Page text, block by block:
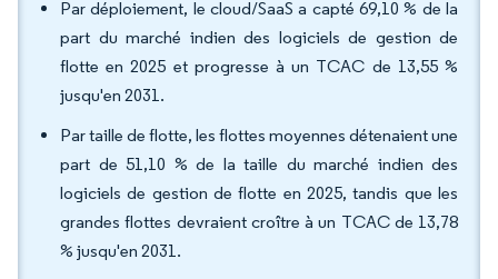
Par déploiement, le cloud/SaaS a capté 69,10 % de la
part du marché indien des logiciels de gestion de
flotte en 2025 et progresse à un TCAC de 13,55 %
jusqu'en 2031.
Par taille de flotte, les flottes moyennes détenaient une
part de 51,10 % de la taille du marché indien des
logiciels de gestion de flotte en 2025, tandis que les
grandes flottes devraient croître à un TCAC de 13,78
% jusqu'en 2031.